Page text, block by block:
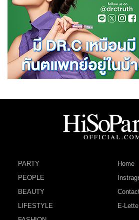
PARTY
PEOPLE
BEAUTY
LIFESTYLE
Home
E-